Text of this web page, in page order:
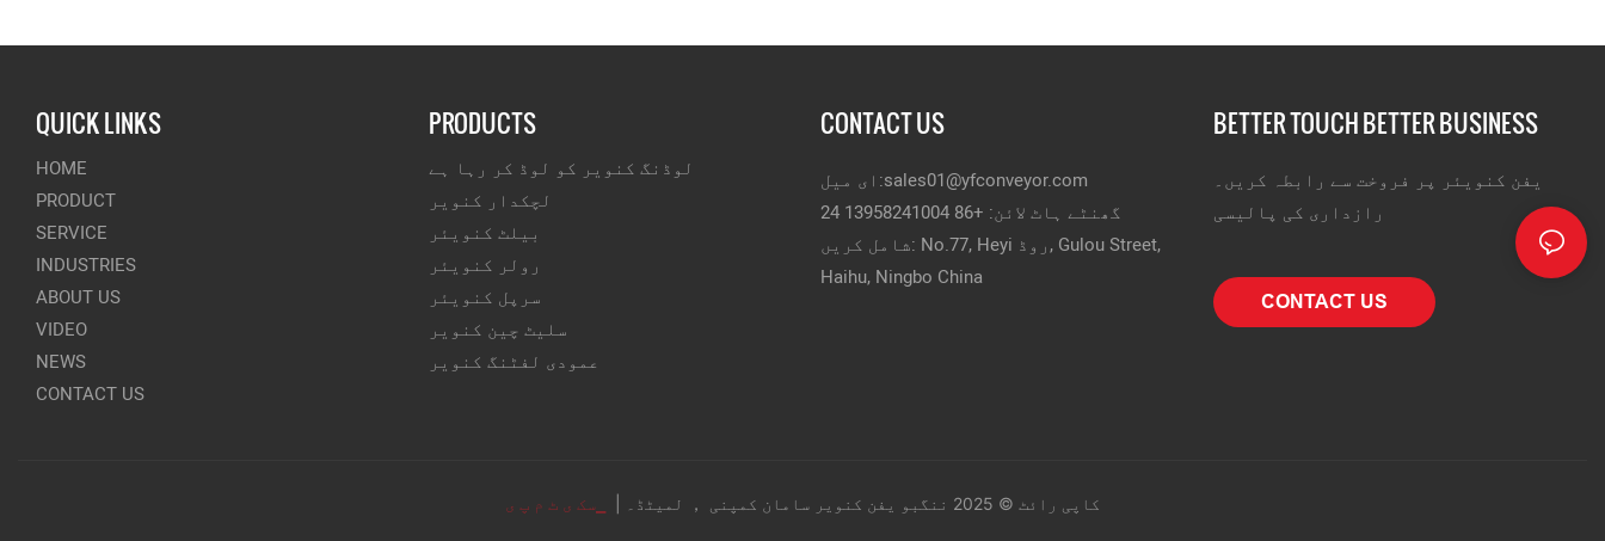
QUICK LINKS
HOME
PRODUCT
SERVICE
INDUSTRIES
ABOUT US
VIDEO
NEWS
CONTACT US
PRODUCTS
لوڈنگ کنویر کو لوڈ کر رہا ہے
لچکدار کنویر
بیلٹ کنویئر
رولر کنویئر
سرپل کنویئر
سلیٹ چین کنویر
عمودی لفٹنگ کنویر
CONTACT US
ای میل:sales01@yfconveyor.com
24 گھنٹے ہاٹ لائن: +86 13958241004
شامل کریں: No.77, Heyi روڈ, Gulou Street,
Haihu, Ningbo China
BETTER TOUCH BETTER BUSINESS
یفن کنویئر پر فروخت سے رابطہ کریں۔
رازداری کی پالیسی
CONTACT US
کاپی رائٹ © 2025 ننگبو یفن کنویر سامان کمپنی ， لمیٹڈ۔ | ▁سک ی ٹ م پ ی